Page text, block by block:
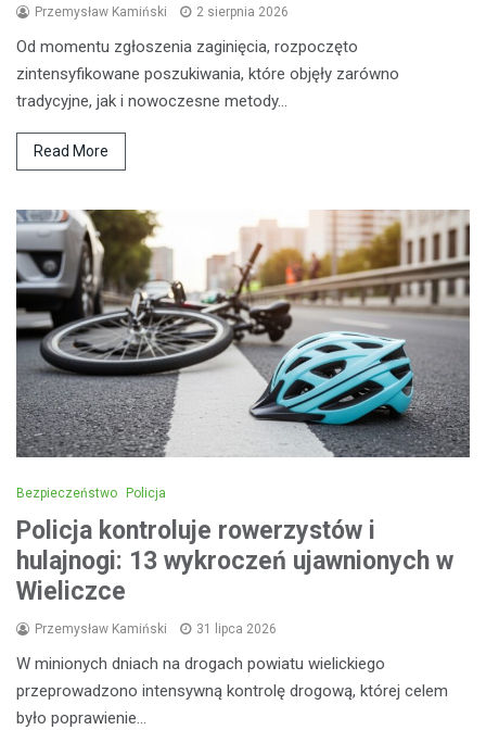
Przemysław Kamiński 2 sierpnia 2026
Od momentu zgłoszenia zaginięcia, rozpoczęto
zintensyfikowane poszukiwania, które objęły zarówno
tradycyjne, jak i nowoczesne metody…
Read More
Bezpieczeństwo Policja
Policja kontroluje rowerzystów i
hulajnogi: 13 wykroczeń ujawnionych w
Wieliczce
Przemysław Kamiński 31 lipca 2026
W minionych dniach na drogach powiatu wielickiego
przeprowadzono intensywną kontrolę drogową, której celem
było poprawienie…